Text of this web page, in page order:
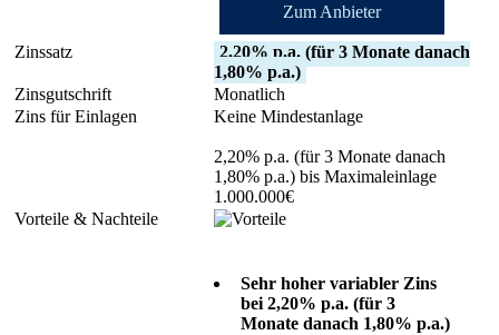
Zum Anbieter
2,20% p.a. (für 3 Monate danach
1,80% p.a.)
Monatlich
Keine Mindestanlage
2,20% p.a. (für 3 Monate danach
1,80% p.a.) bis Maximaleinlage
1.000.000€
Sehr hoher variabler Zins
bei 2,20% p.a. (für 3
Monate danach 1,80% p.a.)